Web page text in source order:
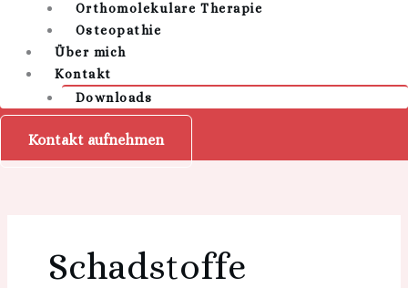
Orthomolekulare Therapie
Osteopathie
Über mich
Kontakt
Downloads
Kontakt aufnehmen
Schadstoffe